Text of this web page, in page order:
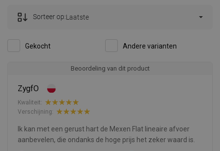
Gekocht Andere varianten
Sorteer op:Laatste
Beoordeling van dit product
ZygfO
Kwaliteit:
Verschijning:
Ik kan met een gerust hart de Mexen Flat lineaire afvoer
aanbevelen, die ondanks de hoge prijs het zeker waard is.